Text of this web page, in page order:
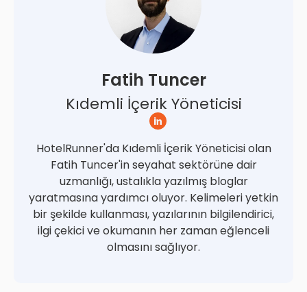
Fatih Tuncer
Kıdemli İçerik Yöneticisi
HotelRunner'da Kıdemli İçerik Yöneticisi olan
Fatih Tuncer'in seyahat sektörüne dair
uzmanlığı, ustalıkla yazılmış bloglar
yaratmasına yardımcı oluyor. Kelimeleri yetkin
bir şekilde kullanması, yazılarının bilgilendirici,
ilgi çekici ve okumanın her zaman eğlenceli
olmasını sağlıyor.